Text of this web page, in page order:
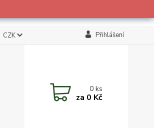
CZK Přihlášení
0ks
za 0 Kč